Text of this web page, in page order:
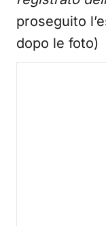
proseguito
dopo le foto)